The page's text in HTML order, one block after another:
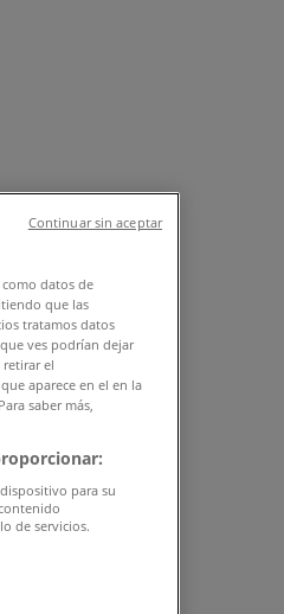
como datos de
que las
tratamos datos
ves podrían dejar
retirar el
aparece en el en la
saber más,
para su
de servicios.
Continuar sin aceptar